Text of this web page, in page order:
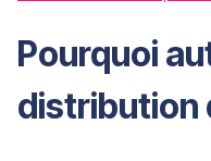
Pourquoi
distribution